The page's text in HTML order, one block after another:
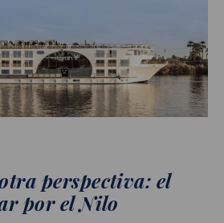
perspectiva: el
por el Nilo